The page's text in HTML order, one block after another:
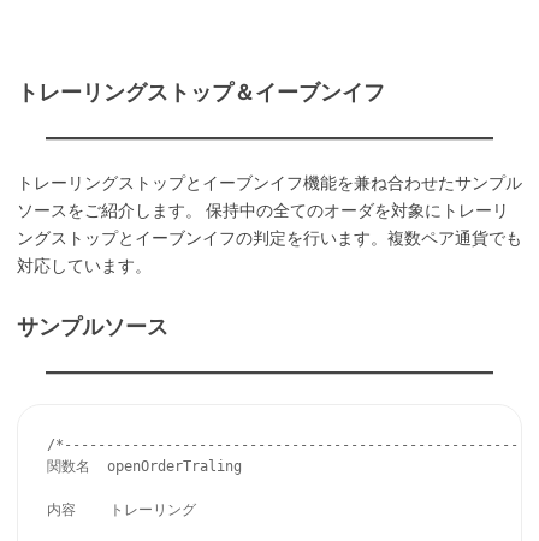
トレーリングストップ＆イーブンイフ
トレーリングストップとイーブンイフ機能を兼ね合わせたサンプル
ソースをご紹介します。 保持中の全てのオーダを対象にトレーリ
ングストップとイーブンイフの判定を行います。複数ペア通貨でも
対応しています。
サンプルソース
/*------------------------------------------------------
関数名  openOrderTraling
内容    トレーリング